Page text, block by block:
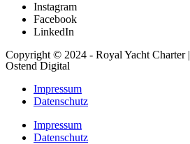
Instagram
Facebook
LinkedIn
Copyright © 2024 - Royal Yacht Charter |
Ostend Digital
Impressum
Datenschutz
Impressum
Datenschutz